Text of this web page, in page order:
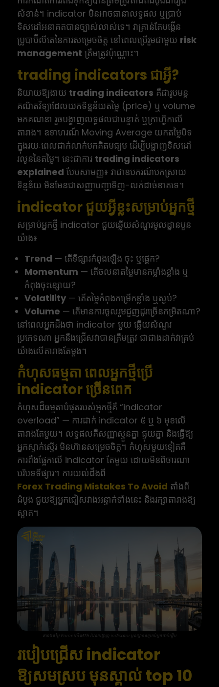
សំខាន់។ indicator មិនអាចធានាលទ្ធផល ឬប្រាប់
ទិសដៅអនាគតបានច្បាស់លាស់ទេ។ វាគ្រាន់តែបង្កើន
ប្រូបាប៊ីលីតេនៃការសម្រេចចិត្ត នៅពេលប្រើរួមជាមួយ risk
management ត្រឹមត្រូវប៉ុណ្ណោះ។
trading indicators ជាអ្វី?
និយាយឱ្យងាយ trading indicators គឺជារូបមន្ត
គណិតវិទ្យាដែលយកទិន្នន័យតម្លៃ (price) ឬ volume
មកគណនា រួចបង្ហាញលទ្ធផលជាបន្ទាត់ ឬក្រាហ្វិកលើ
តារាង។ ឧទាហរណ៍ Moving Average យកតម្លៃបិទ
ក្នុងរយៈពេលជាក់លាក់មកគិតមធ្យម ដើម្បីបង្ហាញទិសដៅ
រលូននៃតម្លៃ។ នេះជាការ trading indicators
explained បែបសាមញ្ញ៖ វាជាឧបករណ៍បកស្រាយ
ទិន្នន័យ មិនមែនជាសញ្ញាបញ្ជាទិញ-លក់ដាច់ខាតទេ។
indicator ជួយអ្វីខ្លះសម្រាប់អ្នកថ្មី
សម្រាប់អ្នកថ្មី indicator ជួយឆ្លើយសំណួរមូលដ្ឋានបួន
យ៉ាង៖
Trend — តើទីផ្សារកំពុងឡើង ចុះ ឬផ្ដេក?
Momentum — តើចលនាតម្លៃមានកម្លាំងខ្លាំង ឬ
កំពុងចុះខ្សោយ?
Volatility — តើតម្លៃកំពុងកម្រើកខ្លាំង ឬស្ងប់?
Volume — តើមានការចូលរួមជួញដូរច្រើនកម្រិតណា?
នៅពេលអ្នកដឹងថា indicator មួយ ឆ្លើយសំណួរ
ប្រភេទណា អ្នកនឹងជ្រើសវាបានត្រឹមត្រូវ ជាជាងដាក់វាគ្រប់
យ៉ាងលើតារាងតែម្ដង។
កំហុសធម្មតា ពេលអ្នកថ្មីប្រើ
indicator ច្រើនពេក
កំហុសដ៏ធម្មតាបំផុតរបស់អ្នកថ្មីគឺ “indicator
overload” — ការដាក់ indicator ៥ ឬ ៦ មុខលើ
តារាងតែមួយ។ លទ្ធផលគឺសញ្ញាស្ទួនគ្នា ផ្ទុយគ្នា និងធ្វើឱ្យ
អ្នកស្ទាក់ស្ទើរ មិនហ៊ានសម្រេចចិត្ត។ កំហុសមួយទៀតគឺ
ការពឹងផ្អែកលើ indicator តែមួយ ដោយមិនពិចារណា
បរិបទទីផ្សារ។ ការយល់ដឹងពី
Forex Trading Mistakes To Avoid តាំងពី
ដំបូង ជួយឱ្យអ្នកជៀសវាងអន្ទាក់ទាំងនេះ និងរក្សាតារាងឱ្យ
ស្អាត។
តារាងតម្លៃ Forex លើ MT5 ដែលបង្ហាញ indicator មូលដ្ឋានសម្រាប់អ្នកចាប់ផ្តើម
របៀបជ្រើស indicator
ឱ្យសមស្រប មុនស្គាល់ top 10